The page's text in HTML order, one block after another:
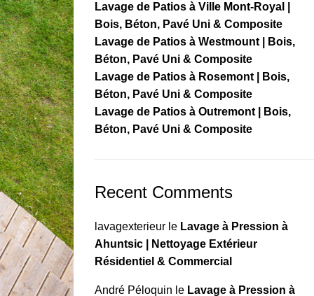
Lavage de Patios à Ville Mont-Royal |
Bois, Béton, Pavé Uni & Composite
Lavage de Patios à Westmount | Bois,
Béton, Pavé Uni & Composite
Lavage de Patios à Rosemont | Bois,
Béton, Pavé Uni & Composite
Lavage de Patios à Outremont | Bois,
Béton, Pavé Uni & Composite
Recent Comments
lavagexterieurle Lavage à Pression à
Ahuntsic | Nettoyage Extérieur
Résidentiel & Commercial
André Péloquin le Lavage à Pression à